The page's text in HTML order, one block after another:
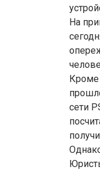
На
Кроме
сети